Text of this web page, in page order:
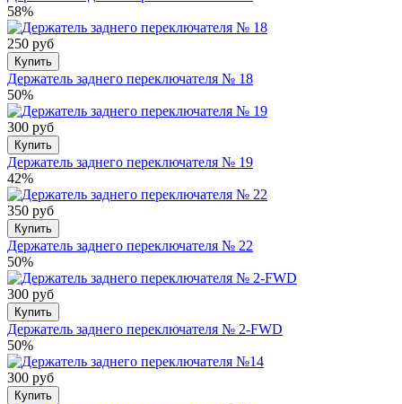
58%
250 руб
Купить
Держатель заднего переключателя № 18
50%
300 руб
Купить
Держатель заднего переключателя № 19
42%
350 руб
Купить
Держатель заднего переключателя № 22
50%
300 руб
Купить
Держатель заднего переключателя № 2-FWD
50%
300 руб
Купить